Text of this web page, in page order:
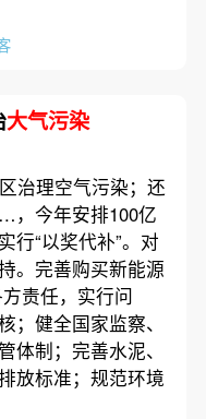
大气污染
治理空气污染；还
今年安排100亿
行“以奖代补”。对
。完善购买新能源
责任，实行问
；健全国家监察、
体制；完善水泥、
放标准；规范环境